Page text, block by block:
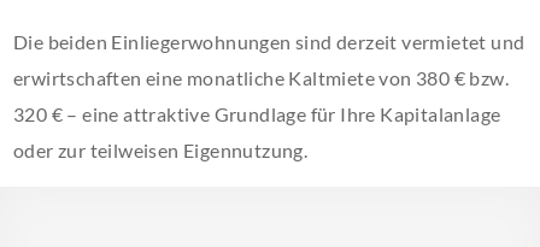
Die beiden Einliegerwohnungen sind derzeit vermietet und
erwirtschaften eine monatliche Kaltmiete von 380 € bzw.
320 € – eine attraktive Grundlage für Ihre Kapitalanlage
oder zur teilweisen Eigennutzung.